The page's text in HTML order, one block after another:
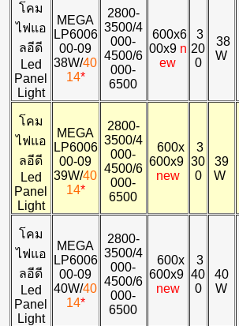
โคม
ไฟแอ
ลอีดี
Led
Panel
Light
MEGA
LP6006
00-09
38W/40
14*
2800-
3500/4
000-
4500/6
000-
6500
600x6
00x9 n
ew
3
20
0
38
W
โคม
ไฟแอ
ลอีดี
Led
Panel
Light
MEGA
LP6006
00-09
39W/40
14*
2800-
3500/4
000-
4500/6
000-
6500
600x
600x9
new
3
30
0
39
W
โคม
ไฟแอ
ลอีดี
Led
Panel
Light
MEGA
LP6006
00-09
40W/40
14*
2800-
3500/4
000-
4500/6
000-
6500
600x
600x9
new
3
40
0
40
W